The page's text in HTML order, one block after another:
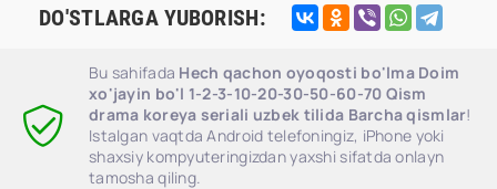
DO'STLARGA YUBORISH:
Bu sahifada Hech qachon oyoqosti bo'lma Doim
xo'jayin bo'l 1-2-3-10-20-30-50-60-70 Qism
drama koreya seriali uzbek tilida Barcha qismlar!
Istalgan vaqtda Android telefoningiz, iPhone yoki
shaxsiy kompyuteringizdan yaxshi sifatda onlayn
tamosha qiling.